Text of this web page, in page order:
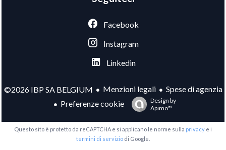
Facebook
Instagram
Linkedin
©2026 IBP SA BELGIUM Menzioni legali
Spese di agenzia
Preferenze cookie
Design by
Apimo™
Questo sito è protetto da reCAPTCHA e si applicano le norme sulla privacy e i
termini di servizio di Google.